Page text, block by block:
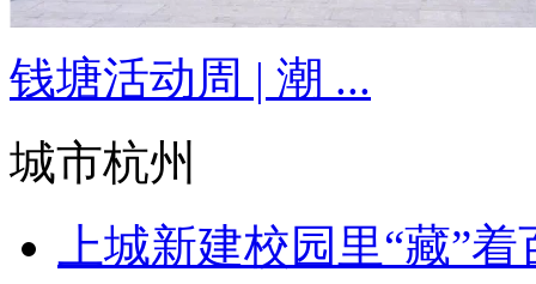
钱塘活动周 | 潮 ...
城市杭州
上城新建校园里“藏”